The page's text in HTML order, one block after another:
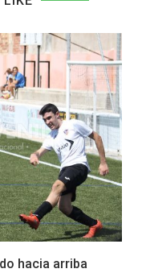
hacia arriba